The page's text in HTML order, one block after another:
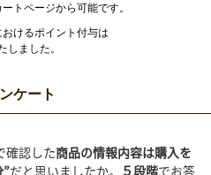
トページから可能です。
けるポイント付与は
しました。
ケート